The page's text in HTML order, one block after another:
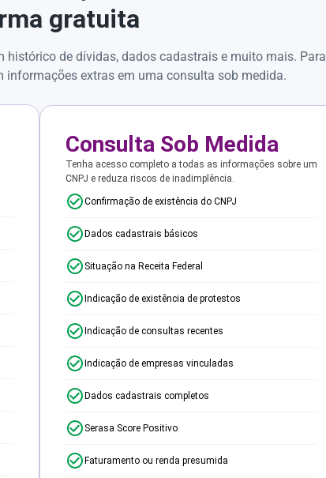
gratuita
histórico de dívidas, dados cadastrais e muito mais. Para
informações extras em uma consulta sob medida.
Consulta Sob Medida
Tenha acesso completo a todas as informações sobre um
CNPJ e reduza riscos de inadimplência.
Confirmação de existência do CNPJ
Dados cadastrais básicos
Situação na Receita Federal
Indicação de existência de protestos
Indicação de consultas recentes
Indicação de empresas vinculadas
Dados cadastrais completos
Serasa Score Positivo
Faturamento ou renda presumida